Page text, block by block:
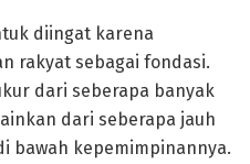
diingat karena
rakyat sebagai fondasi.
dari seberapa banyak
dari seberapa jauh
bawah kepemimpinannya.